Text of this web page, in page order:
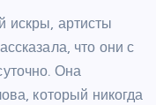
искры, артисты
что они с
Она
который никогда